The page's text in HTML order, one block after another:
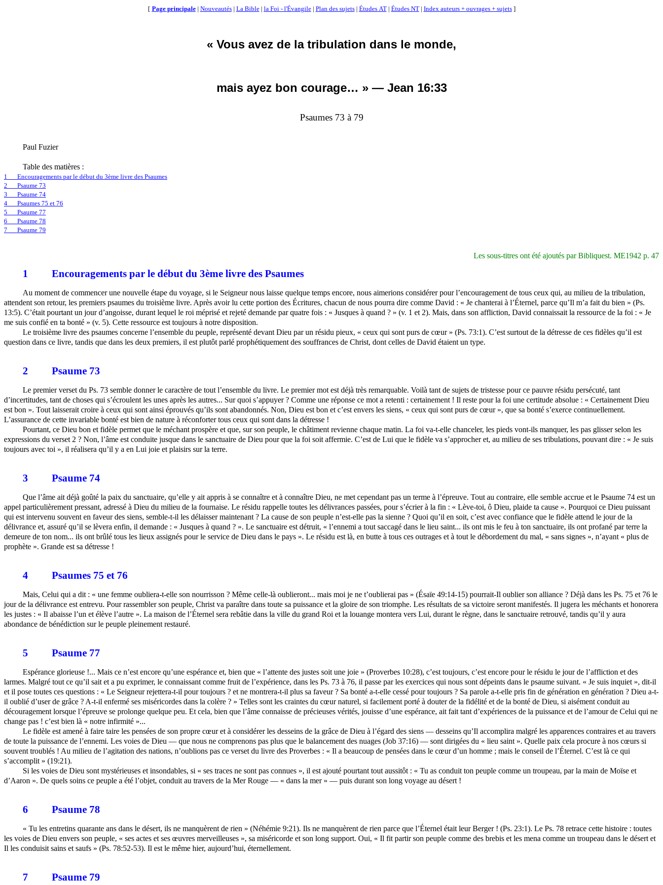
[ Page principale| Nouveautés| La Bible| la Foi - l'Évangile| Plan des sujets| Études AT| Études NT| Index auteurs + ouvrages + sujets]
« Vous avez de la tribulation dans le monde,
maisayez bon courage… » — Jean 16:33
Psaumes 73 à 79
Paul Fuzier
Table des matières :
1
Encouragements par le début du 3ème livre des Psaumes
2
Psaume 73
3
Psaume 74
4
Psaumes 75 et 76
5
Psaume 77
6
Psaume 78
7
Psaume 79
Les sous-titres ont été ajoutés par Bibliquest. ME1942 p. 47
1 Encouragements par le début du 3ème livre des Psaumes
Au moment de commencer une nouvelle étape du voyage, si le Seigneur nous laisse quelque temps encore, nous aimerions considérer pour l’encouragement de tous ceux qui, au milieu de la tribulation,
attendent son retour, les premiers psaumes du troisième livre. Après avoir lu cette portion des Écritures, chacun de nous pourra dire comme David : « Je chanterai à l’Éternel, parce qu’Il m’a fait du bien » (Ps.
13:5). C’était pourtant un jour d’angoisse, durant lequel le roi méprisé et rejeté demande par quatre fois : « Jusques à quand ? » (v. 1 et 2). Mais, dans son affliction, David connaissait la ressource de la foi : « Je
me suis confié en ta bonté » (v. 5). Cette ressource est toujours à notre disposition.
Le troisième livre des psaumes concerne l’ensemble du peuple, représenté devant Dieu par un résidu pieux, « ceux qui sont purs de cœur » (Ps. 73:1). C’est surtout de la détresse de ces fidèles qu’il est
question dans ce livre, tandis que dans les deux premiers, il est plutôt parlé prophétiquement des souffrances de Christ, dont celles de David étaient un type.
2 Psaume 73
Le premier verset du Ps. 73 semble donner le caractère de tout l’ensemble du livre. Le premier mot est déjà très remarquable. Voilà tant de sujets de tristesse pour ce pauvre résidu persécuté, tant
d’incertitudes, tant de choses qui s’écroulent les unes après les autres... Sur quoi s’appuyer ? Comme une réponse ce mot a retenti : certainement ! Il reste pour la foi une certitude absolue : « Certainement Dieu
est bon ». Tout laisserait croire à ceux qui sont ainsi éprouvés qu’ils sont abandonnés. Non, Dieu est bon et c’est envers les siens, « ceux qui sont purs de cœur », que sa bonté s’exerce continuellement.
L’assurance de cette invariable bonté est bien de nature à réconforter tous ceux qui sont dans la détresse !
Pourtant, ce Dieu bon et fidèle permet que le méchant prospère et que, sur son peuple, le châtiment revienne chaque matin. La foi va-t-elle chanceler, les pieds vont-ils manquer, les pas glisser selon les
expressions du verset 2 ? Non, l’âme est conduite jusque dans le sanctuaire de Dieu pour que la foi soit affermie. C’est de Lui que le fidèle va s’approcher et, au milieu de ses tribulations, pouvant dire : « Je suis
toujours avec toi », il réalisera qu’il y a en Lui joie et plaisirs sur la terre.
3 Psaume 74
Que l’âme ait déjà goûté la paix du sanctuaire, qu’elle y ait appris à se connaître et à connaître Dieu, ne met cependant pas un terme à l’épreuve. Tout au contraire, elle semble accrue et le Psaume 74 est un
appel particulièrement pressant, adressé à Dieu du milieu de la fournaise. Le résidu rappelle toutes les délivrances passées, pour s’écrier à la fin : « Lève-toi, ô Dieu, plaide ta cause ». Pourquoi ce Dieu puissant
qui est intervenu souvent en faveur des siens, semble-t-il les délaisser maintenant ? La cause de son peuple n’est-elle pas la sienne ? Quoi qu’il en soit, c’est avec confiance que le fidèle attend le jour de la
délivrance et, assuré qu’il se lèvera enfin, il demande : « Jusques à quand ? ». Le sanctuaire est détruit, « l’ennemi a tout saccagé dans le lieu saint... ils ont mis le feu à ton sanctuaire, ils ont profané par terre la
demeure de ton nom... ils ont brûlé tous les lieux assignés pour le service de Dieu dans le pays ». Le résidu est là, en butte à tous ces outrages et à tout le débordement du mal, « sans signes », n’ayant « plus de
prophète ». Grande est sa détresse !
4 Psaumes 75 et 76
Mais, Celui qui a dit : « une femme oubliera-t-elle son nourrisson ? Même celle-là oublieront... mais moi je ne t’oublierai pas » (Ésaïe49:14-15) pourrait-Il oublier son alliance ? Déjà dans les Ps. 75 et 76 le
jour de la délivrance est entrevu. Pour rassembler son peuple, Christ va paraître dans toute sa puissance et la gloire de son triomphe. Les résultats de sa victoire seront manifestés. Il jugera les méchants et honorera
les justes : « Il abaisse l’un et élève l’autre ». La maison de l’Éternel sera rebâtie dans la ville du grand Roi et la louange montera vers Lui, durant le règne, dans le sanctuaire retrouvé, tandis qu’il y aura
abondance de bénédiction sur le peuple pleinement restauré.
5 Psaume 77
Espérance glorieuse !... Mais ce n’est encore qu’une espérance et, bien que « l’attente des justes soit une joie » (Proverbes 10:28), c’est toujours, c’est encore pour le résidu le jour de l’affliction et des
larmes. Malgré tout ce qu’il sait et a pu exprimer, le connaissant comme fruit de l’expérience, dans les Ps. 73 à 76, il passe par les exercices qui nous sont dépeints dans le psaume suivant. « Je suis inquiet », dit-il
et il pose toutes ces questions : « Le Seigneur rejettera-t-il pour toujours ? et ne montrera-t-il plus sa faveur ? Sa bonté a-t-elle cessé pour toujours ? Sa parole a-t-elle pris fin de génération en génération ? Dieu a-t-
il oublié d’user de grâce ? A-t-il enfermé ses miséricordes dans la colère ? » Telles sont les craintes du cœur naturel, si facilement porté à douter de la fidélité et de la bonté de Dieu, si aisément conduit au
découragement lorsque l’épreuve se prolonge quelque peu. Et cela, bien que l’âme connaisse de précieuses vérités, jouisse d’une espérance, ait fait tant d’expériences de la puissance et de l’amour de Celui qui ne
change pas ! c’est bien là « notre infirmité »...
Le fidèle est amené à faire taire les pensées de son propre cœur et à considérer les desseins de la grâce de Dieu à l’égard des siens — desseins qu’Il accomplira malgré les apparences contraires et au travers
de toute la puissance de l’ennemi. Les voies de Dieu — que nous ne comprenons pas plus que le balancement des nuages (Job 37:16) — sont dirigées du « lieu saint ». Quelle paix cela procure à nos cœurs si
souvent troublés ! Au milieu de l’agitation des nations, n’oublions pas ce verset du livre des Proverbes : « Il a beaucoup de pensées dans le cœur d’un homme ; mais le conseil de l’Éternel. C’est là ce qui
s’accomplit » (19:21).
Si les voies de Dieu sont mystérieuses et insondables, si « ses traces ne sont pas connues », il est ajouté pourtant tout aussitôt : « Tu as conduit ton peuple comme un troupeau, par la main de Moïse et
d’Aaron ». De quels soins ce peuple a été l’objet, conduit au travers de la Mer Rouge — « dans la mer » — puis durant son long voyage au désert !
6 Psaume 78
« Tu les entretins quarante ans dans le désert, ils ne manquèrent de rien » (Néhémie 9:21). Ils ne manquèrent de rien parce que l’Éternel était leur Berger ! (Ps. 23:1). Le Ps. 78 retrace cette histoire : toutes
les voies de Dieu envers son peuple, « ses actes et ses œuvres merveilleuses », sa miséricorde et son long support. Oui, « Il fit partir son peuple comme des brebis et les mena comme un troupeau dans le désert et
Il les conduisit sains et saufs » (Ps. 78:52-53). Il est le même hier, aujourd’hui, éternellement.
7 Psaume 79